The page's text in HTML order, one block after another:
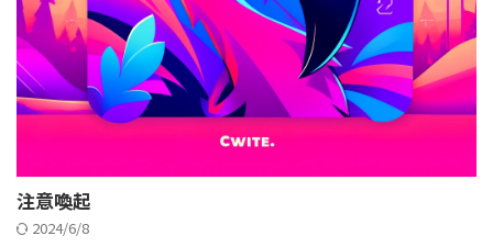
注意喚起
2024/6/8